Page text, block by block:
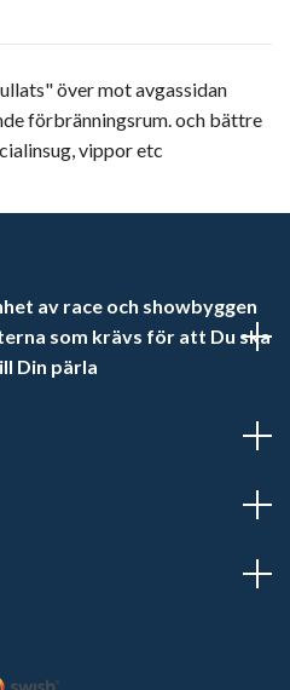
över mot avgassidan
förbränningsrum. och bättre
vippor etc
av race och showbyggen
som krävs för att Du ska
Din pärla